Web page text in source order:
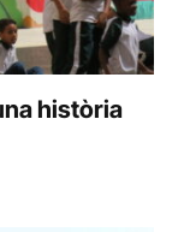
història